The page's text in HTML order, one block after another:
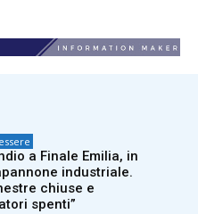
a Finale Emilia, in
industriale.
chiuse e
spenti”